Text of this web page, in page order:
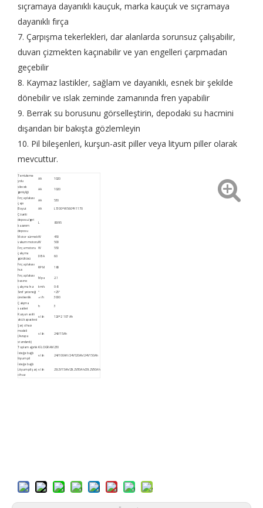
sıçramaya dayanıklı kauçuk, marka kauçuk ve sıçramaya
dayanıklı fırça
7. Çarpışma tekerlekleri, dar alanlarda sorunsuz çalışabilir,
duvarı çizmekten kaçınabilir ve yan engelleri çarpmadan
geçebilir
8. Kaymaz lastikler, sağlam ve dayanıklı, esnek bir şekilde
dönebilir ve ıslak zeminde zamanında fren yapabilir
9. Berrak su borusunu görselleştirin, depodaki su hacmini
dışarıdan bir bakışta gözlemleyin
10. Pil bileşenleri, kurşun-asit piller veya lityum piller olarak
mevcuttur.
Temizleme
yolu
AA 1020
silecek
genişliği
AA 1020
Fırça plakası
çapı
AA 530
Boyut AA
L1300*W560*H1170
Çözelti
deposu/geri
kazanım
deposu
L 85/95
Motor sürmekW
450
vakum motoruW
500
Fırça motoru
W
550
çalışma
gürültüsü
DBA 60
Fırça plakası
hızı
RPM 180
Fırça plakası
basıncı
Mpa 2.1
çalışma hızı km/s
0-8
Sınıf yeteneği
°
<25°
üretkenlik
㎡/h
3000
Çalışma
saatleri
h 3
Kurşun asitli
akü kapasitesi
v/ah 12V*2 107 Ah
Şarj cihazı
modeli
(Avrupa
standardı)
v/ah 24V/15Ah
Toplam ağırlık KİLOGRAM230
İsteğe bağlı
lityum pil
v/ah 24V100AH/24V120Ah/24V150Ah
İsteğe bağlı
Lityum pil şarj
cihazı
v/ah 29,2V15Ah/29,2V30Ah/29,2V50Ah